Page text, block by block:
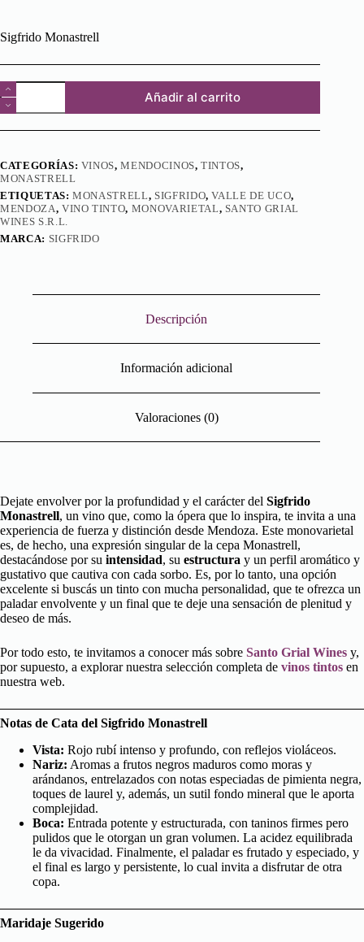
Sigfrido Monastrell
Sigfrido
Monastrell
cantidad
Añadir al carrito
CATEGORÍAS: VINOS,MENDOCINOS,TINTOS,
MONASTRELL
ETIQUETAS:MONASTRELL, SIGFRIDO,VALLE DE UCO,
MENDOZA, VINO TINTO, MONOVARIETAL, SANTO GRIAL
WINES S.R.L.
MARCA: SIGFRIDO
Descripción
Información adicional
Valoraciones (0)
Dejate envolver por la profundidad y el carácter del Sigfrido
Monastrell, un vino que, como la ópera que lo inspira, te invita a una
experiencia de fuerza y distinción desde Mendoza. Este monovarietal
es, de hecho, una expresión singular de la cepa Monastrell,
destacándose por su intensidad, su estructura y un perfil aromático y
gustativo que cautiva con cada sorbo. Es, por lo tanto, una opción
excelente si buscás un tinto con mucha personalidad, que te ofrezca un
paladar envolvente y un final que te deje una sensación de plenitud y
deseo de más.
Por todo esto, te invitamos a conocer más sobre Santo Grial Wines y,
por supuesto, a explorar nuestra selección completa de vinos tintos en
nuestra web.
Notas de Cata del Sigfrido Monastrell
Vista: Rojo rubí intenso y profundo, con reflejos violáceos.
Nariz: Aromas a frutos negros maduros como moras y
arándanos, entrelazados con notas especiadas de pimienta negra,
toques de laurel y, además, un sutil fondo mineral que le aporta
complejidad.
Boca: Entrada potente y estructurada, con taninos firmes pero
pulidos que le otorgan un gran volumen. La acidez equilibrada
le da vivacidad. Finalmente, el paladar es frutado y especiado, y
el final es largo y persistente, lo cual invita a disfrutar de otra
copa.
Maridaje Sugerido